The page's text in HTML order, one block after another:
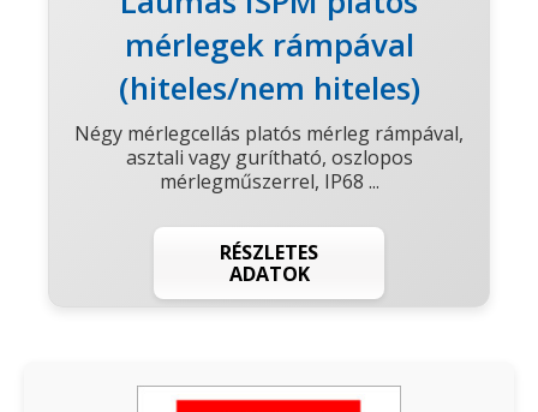
mérlegek rámpával
(hiteles/nem hiteles)
Négy mérlegcellás platós mérleg rámpával,
asztali vagy gurítható, oszlopos
mérlegműszerrel, IP68 ...
RÉSZLETES
ADATOK